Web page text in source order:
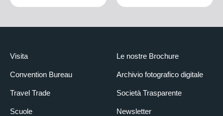
Visita
Convention Bureau
Travel Trade
Scuole
Le nostre Brochure
Archivio fotografico digitale
Società Trasparente
Newsletter